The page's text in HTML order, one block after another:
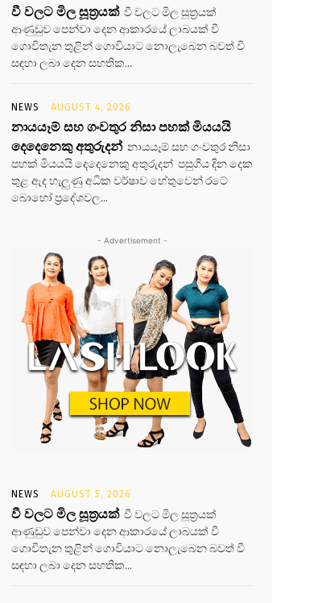
වී වලට මිල සූත්‍රයක් වී වලට මිල සූත්‍රයක්
ආණුඩුව පෙන්වා දෙන ආකාරයේ ලාබයක් වී
ගොවිතැන තුළින් ගොවියාට නොලැබෙන බවත් වී
සඳහා ලබා දෙන සහතික...
NEWS AUGUST 4, 2026
නායයෑම් සහ ගංවතුර නිසා පහක් මියයයි
දෙදෙනෙකු අතුරුදන් නායයෑම් සහ ගංවතුර නිසා
පහක් මියයයි දෙදෙනෙකු අතුරුදන් පසුගිය දින දෙක
තුළ ඇද හැලුණු අධික වර්ෂාව හේතුවෙන් රටේ
බොහෝ ප්‍රදේශවල...
- Advertisement -
NEWS AUGUST 5, 2026
වී වලට මිල සූත්‍රයක් වී වලට මිල සූත්‍රයක්
ආණුඩුව පෙන්වා දෙන ආකාරයේ ලාබයක් වී
ගොවිතැන තුළින් ගොවියාට නොලැබෙන බවත් වී
සඳහා ලබා දෙන සහතික...